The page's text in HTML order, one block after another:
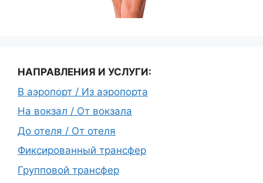
НАПРАВЛЕНИЯ И УСЛУГИ:
В аэропорт / Из аэропорта
На вокзал / От вокзала
До отеля / От отеля
Фиксированный трансфер
Групповой трансфер